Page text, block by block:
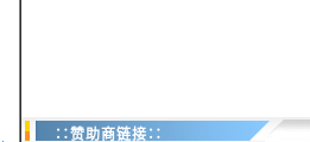
∷赞助商链接∷